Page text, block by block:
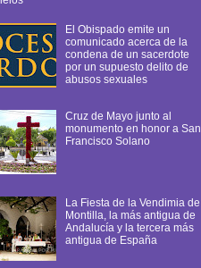
El Obispado emite un
comunicado acerca de la
condena de un sacerdote
por un supuesto delito de
abusos sexuales
Cruz de Mayo junto al
monumento en honor a San
Francisco Solano
La Fiesta de la Vendimia de
Montilla, la más antigua de
Andalucía y la tercera más
antigua de España